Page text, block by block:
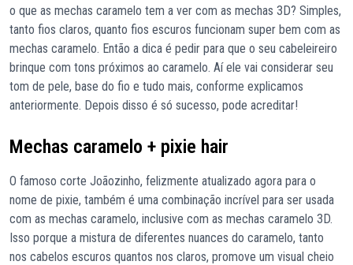
o que as mechas caramelo tem a ver com as mechas 3D? Simples,
tanto fios claros, quanto fios escuros funcionam super bem com as
mechas caramelo. Então a dica é pedir para que o seu cabeleireiro
brinque com tons próximos ao caramelo. Aí ele vai considerar seu
tom de pele, base do fio e tudo mais, conforme explicamos
anteriormente. Depois disso é só sucesso, pode acreditar!
Mechas caramelo + pixie hair
O famoso corte Joãozinho, felizmente atualizado agora para o
nome de pixie, também é uma combinação incrível para ser usada
com as mechas caramelo, inclusive com as mechas caramelo 3D.
Isso porque a mistura de diferentes nuances do caramelo, tanto
nos cabelos escuros quantos nos claros, promove um visual cheio